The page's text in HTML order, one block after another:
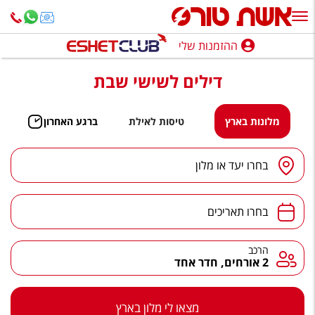
ההזמנות שלי
חופשה לפי סגנון
מלונות באילת
טיולים מאורגנים
סגנונות טיול
הרגע האחרון
ההזמנות שלי
דילים לשישי שבת
מלונות בארץ טיסות לאילת ברגע האחרון
יעד/מלון בחרו יעד או מלון
תאריכים בחרו תאריכים
הרכב הרכב
2 אורחים, חדר אחד
מצאו לי מלון בארץ